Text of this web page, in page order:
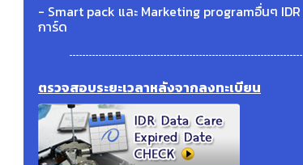
- Smart pack และ Marketing programอื่นๆ
การ์ด
ตรวจสอบระยะเวลาหลังจากลงทะเบียน